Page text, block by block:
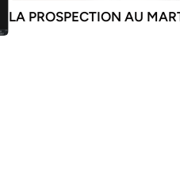
LA PROSPECTION AU